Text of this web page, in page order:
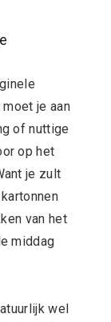
moet je aan
of nuttige
op het
je zult
van het
middag
wel